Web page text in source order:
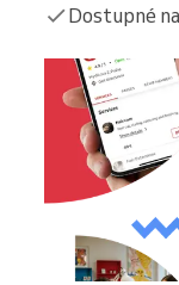
Dostupné